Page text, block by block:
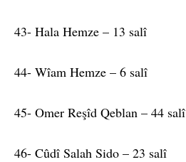
43- Hala Hemze – 13 salî
44- Wîam Hemze – 6 salî
45- Omer Reşîd Qeblan – 44 salî
46- Cûdî Salah Sido – 23 salî